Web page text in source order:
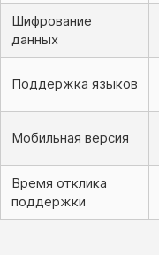
Шифрование
данных
Поддержка языков
Мобильная версия
Время отклика
поддержки